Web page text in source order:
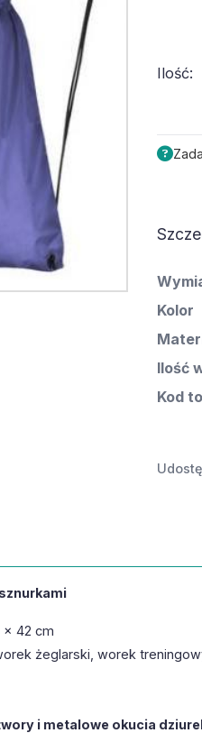
Ilość:
Kolor
Ilość
Kod
42 cm
żeglarski, worek
i metalowe okucia